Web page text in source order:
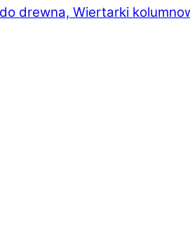
drewna, Wiertarki